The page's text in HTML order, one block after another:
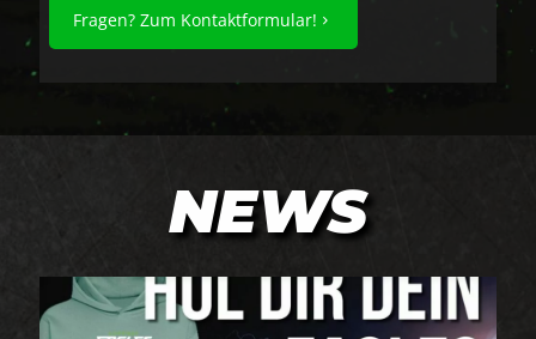
Fragen? Zum Kontaktformular!
NEWS